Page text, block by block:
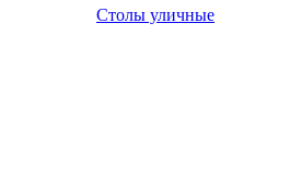
Столы уличные